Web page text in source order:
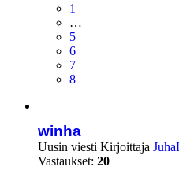
1
…
5
6
7
8
winha
Uusin viesti Kirjoittaja
Vastaukset: 20